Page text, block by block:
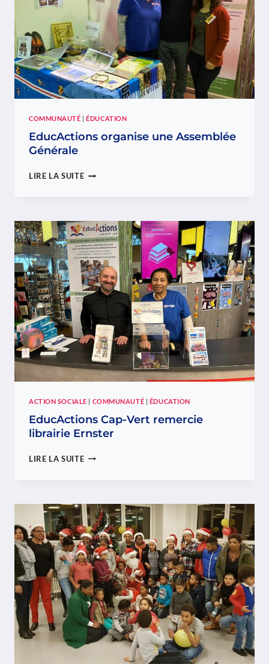
COMMUNAUTÉ |ÉDUCATION
EducActions organise une Assemblée
Générale
LIRE LA SUITEEDUCACTIONS
GÉNÉRALE
ACTION SOCIALE | COMMUNAUTÉ | ÉDUCATION
EducActions Cap-Vert remercie
librairie Ernster
LIRE LA SUITEEDUCACTIONS
LIBRAIRIE
ERNSTER